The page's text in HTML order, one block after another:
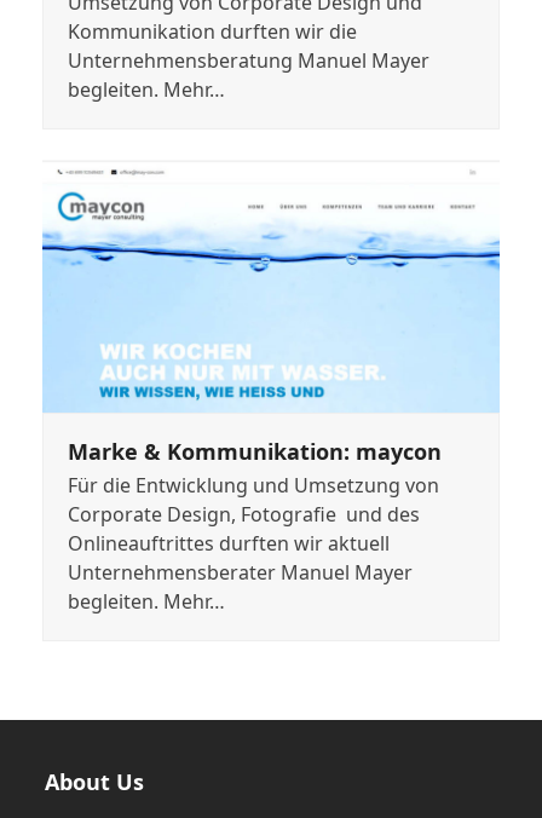
Kommunikation durften wir die
Unternehmensberatung Manuel Mayer
begleiten. Mehr…
Marke & Kommunikation: maycon
Für die Entwicklung und Umsetzung von
Corporate Design, Fotografie und des
Onlineauftrittes durften wir aktuell
Unternehmensberater Manuel Mayer
begleiten. Mehr…
About Us